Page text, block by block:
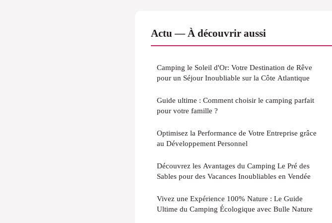
Actu — À découvrir aussi
Camping le Soleil d'Or: Votre Destination de Rêve
pour un Séjour Inoubliable sur la Côte Atlantique
Guide ultime : Comment choisir le camping parfait
pour votre famille ?
Optimisez la Performance de Votre Entreprise grâce
au Développement Personnel
Découvrez les Avantages du Camping Le Pré des
Sables pour des Vacances Inoubliables en Vendée
Vivez une Expérience 100% Nature : Le Guide
Ultime du Camping Écologique avec Bulle Nature